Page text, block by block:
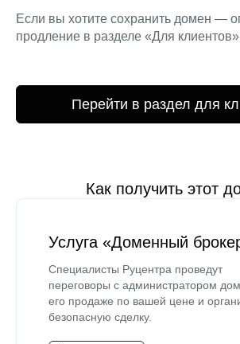
Если вы хотите сохранить домен —
продление в разделе «Для
Перейти в раздел для
Как получить этот
Услуга «Доменный
Специалисты Руцентра проведут
переговоры с администратором
его продаже по вашей цене и
безопасную сделку.